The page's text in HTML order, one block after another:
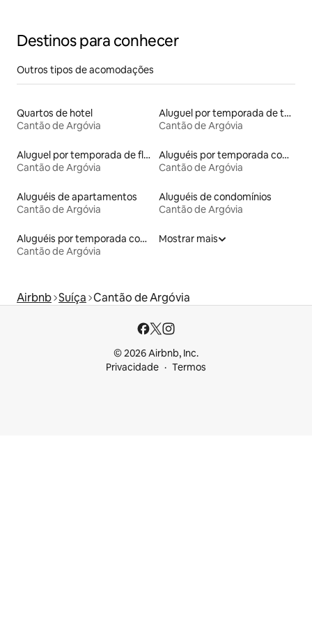
Destinos para conhecer
Outros tipos de acomodações
Quartos de hotel
Cantão de Argóvia
Aluguel por temporada de townhouses
Cantão de Argóvia
Aluguel por temporada de flats
Cantão de Argóvia
Aluguéis por temporada com banheira de hidromassagem
Cantão de Argóvia
Aluguéis de apartamentos
Cantão de Argóvia
Aluguéis de condomínios
Cantão de Argóvia
Aluguéis por temporada com café da manhã
Cantão de Argóvia
Mostrar mais
Airbnb Suíça Cantão de Argóvia
© 2026 Airbnb, Inc.
Privacidade
Termos